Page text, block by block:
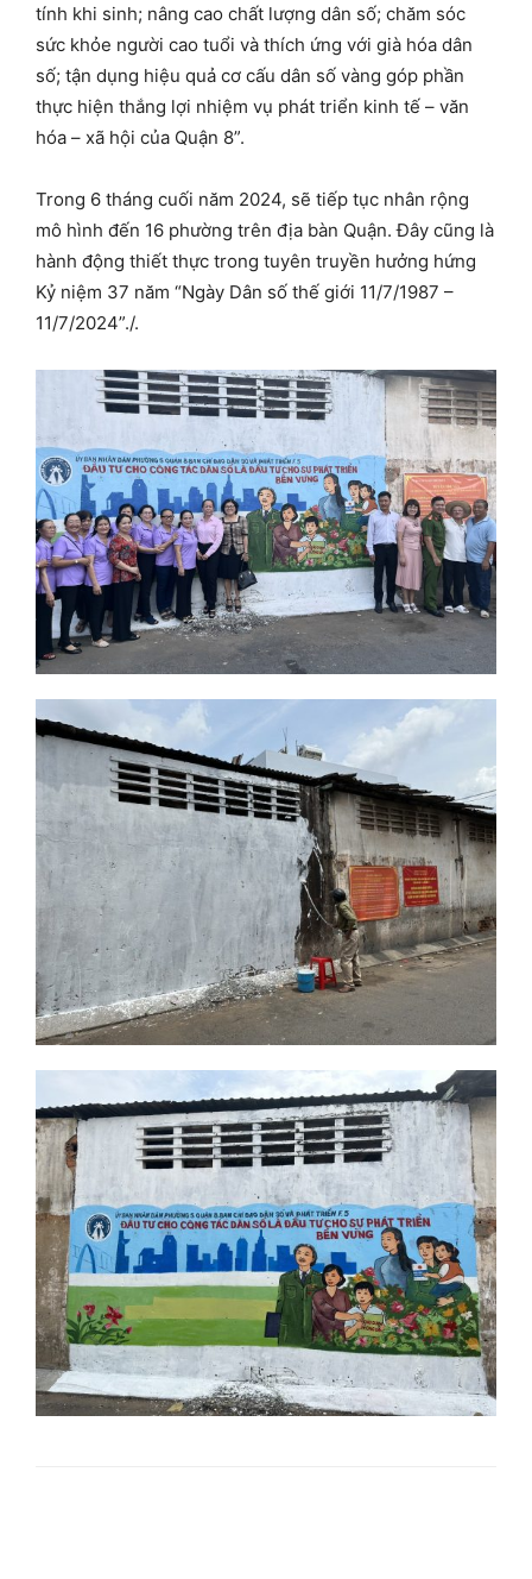
tính khi sinh; nâng cao chất lượng dân số; chăm sóc
sức khỏe người cao tuổi và thích ứng với già hóa dân
số; tận dụng hiệu quả cơ cấu dân số vàng góp phần
thực hiện thắng lợi nhiệm vụ phát triển kinh tế – văn
hóa – xã hội của Quận 8”.
Trong 6 tháng cuối năm 2024, sẽ tiếp tục nhân rộng
mô hình đến 16 phường trên địa bàn Quận. Đây cũng là
hành động thiết thực trong tuyên truyền hưởng hứng
Kỷ niệm 37 năm “Ngày Dân số thế giới 11/7/1987 –
11/7/2024”./.